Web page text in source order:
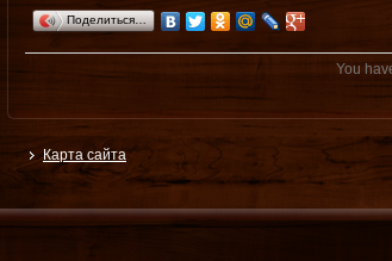
Поделиться…
You
Карта сайта